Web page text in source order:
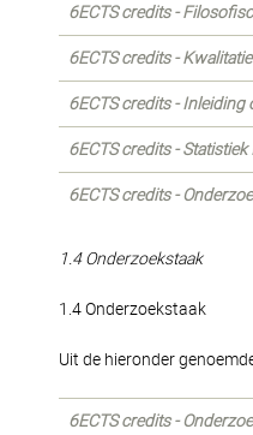
6ECTS credits -
6ECTS credits -
6ECTS credits -
6ECTS credits -
6ECTS credits -
1.4 Onderzoekstaak
1.4 Onderzoekstaak
Uit de hieronder
6ECTS credits -